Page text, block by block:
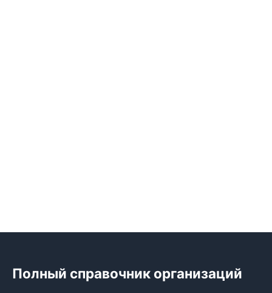
Полный справочник организаций